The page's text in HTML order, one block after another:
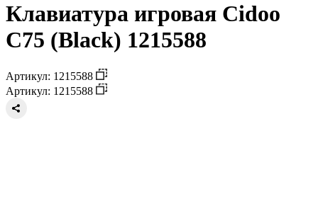
Клавиатура игровая Cidoo
C75 (Black) 1215588
Артикул: 1215588
Артикул: 1215588